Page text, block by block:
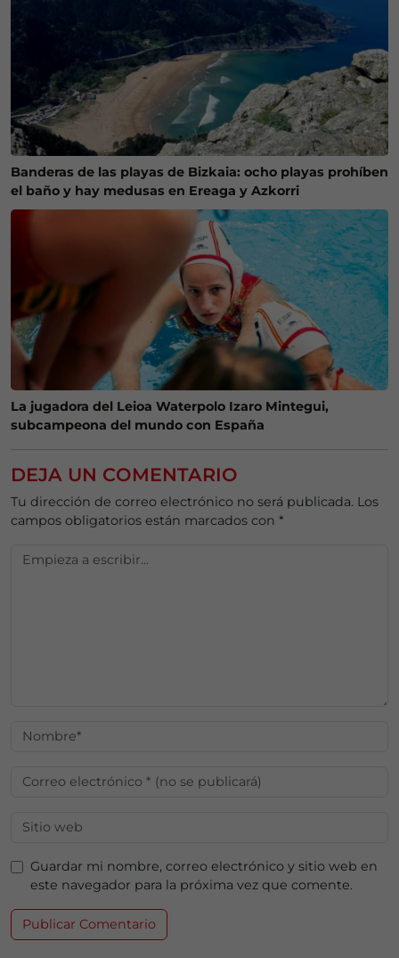
Banderas de las playas de Bizkaia: ocho playas prohíben
el baño y hay medusas en Ereaga y Azkorri
La jugadora del Leioa Waterpolo Izaro Mintegui,
subcampeona del mundo con España
DEJA UN COMENTARIO
Tu dirección de correo electrónico no será publicada. Los
campos obligatorios están marcados con *
Guardar mi nombre, correo electrónico y sitio web en
este navegador para la próxima vez que comente.